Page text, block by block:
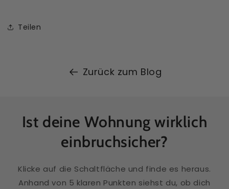
Teilen
Zurück zum Blog
Ist deine Wohnung wirklich
einbruchsicher?
Klicke auf die Schaltfläche und finde es heraus.
Anhand von 5 klaren Punkten siehst du, ob dich